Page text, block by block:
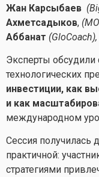
Жан Карсыбаев
Ахметсадыков,
Аббанат (GloCoach),
Эксперты
технологических
инвестиции, как
и как
международном
Сессия получилась
практичной:
стратегиями